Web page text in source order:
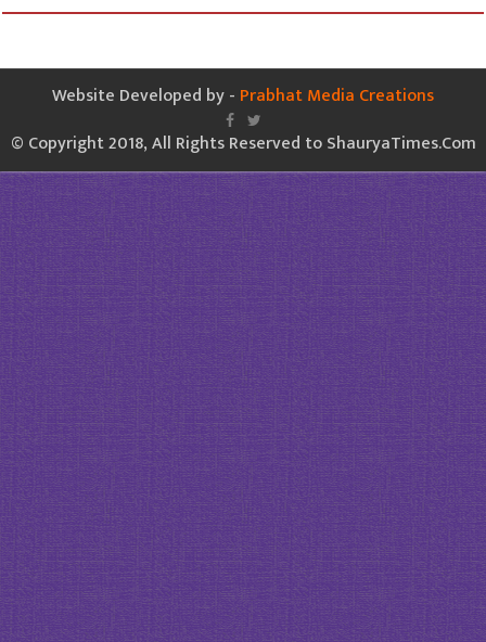
Website Developed by - Prabhat Media Creations
© Copyright 2018, All Rights Reserved to ShauryaTimes.Com